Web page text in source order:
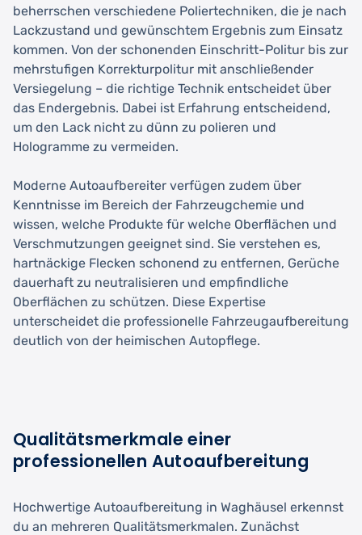
beherrschen verschiedene Poliertechniken, die je nach
Lackzustand und gewünschtem Ergebnis zum Einsatz
kommen. Von der schonenden Einschritt-Politur bis zur
mehrstufigen Korrekturpolitur mit anschließender
Versiegelung – die richtige Technik entscheidet über
das Endergebnis. Dabei ist Erfahrung entscheidend,
um den Lack nicht zu dünn zu polieren und
Hologramme zu vermeiden.
Moderne Autoaufbereiter verfügen zudem über
Kenntnisse im Bereich der Fahrzeugchemie und
wissen, welche Produkte für welche Oberflächen und
Verschmutzungen geeignet sind. Sie verstehen es,
hartnäckige Flecken schonend zu entfernen, Gerüche
dauerhaft zu neutralisieren und empfindliche
Oberflächen zu schützen. Diese Expertise
unterscheidet die professionelle Fahrzeugaufbereitung
deutlich von der heimischen Autopflege.
Qualitätsmerkmale einer
professionellen Autoaufbereitung
Hochwertige Autoaufbereitung in Waghäusel erkennst
du an mehreren Qualitätsmerkmalen. Zunächst